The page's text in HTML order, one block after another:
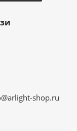
shop.ru